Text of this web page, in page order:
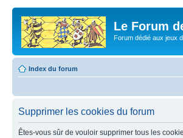
Le Forum
Forum dédié aux jeux
Index du forum
Supprimer les cookies du forum
Êtes-vous sûr de vouloir supprimer tous les